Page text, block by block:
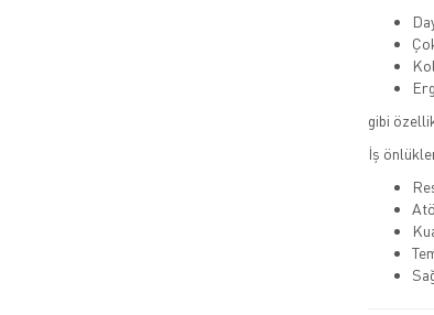
gibi
İş